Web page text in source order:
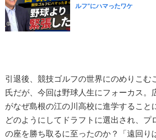
ルフ”にハマったワケ
引退後、競技ゴルフの世界にのめりこむ
氏だが、今回は野球人生にフォーカス。
がなぜ島根の江の川高校に進学するこ
どのようにしてドラフトに選出され、プ
の座を勝ち取るに至ったのか？「遠回り